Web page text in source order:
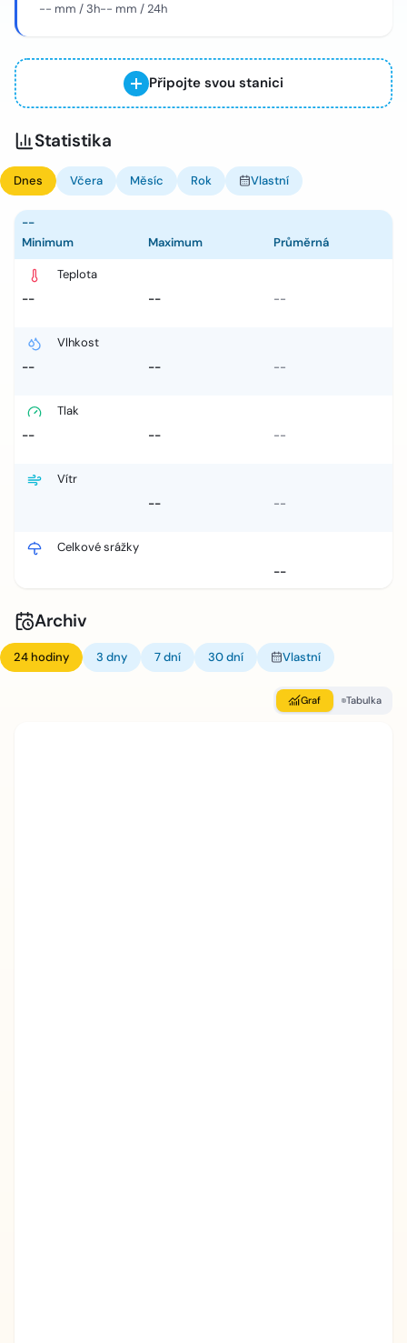
-- mm / 3h-- mm / 24h
Připojte svou stanici
Statistika
Dnes Včera Měsíc Rok Vlastní
--
Minimum
Maximum Průměrná
Teplota
--
-- --
Vlhkost
--
-- --
Tlak
--
-- --
Vítr
--
--
Celkové srážky
--
Archiv
24 hodiny 3 dny 7 dní 30 dní Vlastní
Graf Tabulka